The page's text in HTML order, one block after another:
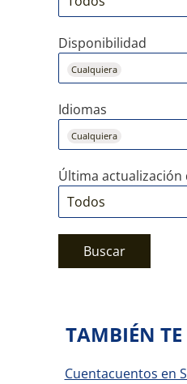
Disponibilidad
Cualquiera
Idiomas
Cualquiera
Última actualización
Buscar
TAMBIÉN TE
Cuentacuentos en